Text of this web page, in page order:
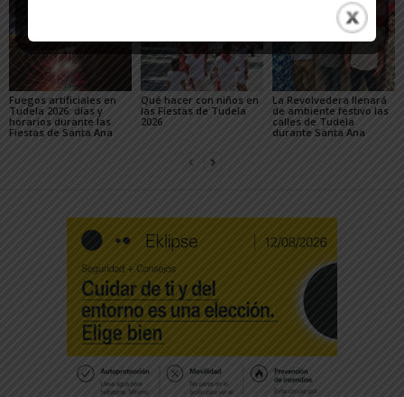
Fuegos artificiales en
Tudela 2026: días y
horarios durante las
Fiestas de Santa Ana
Qué hacer con niños en
las Fiestas de Tudela
2026
La Revolvedera llenará
de ambiente festivo las
calles de Tudela
durante Santa Ana